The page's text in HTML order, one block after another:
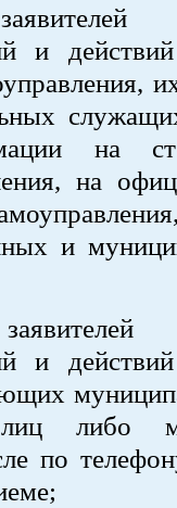
и действий
на
на
и
и действий
либо
по